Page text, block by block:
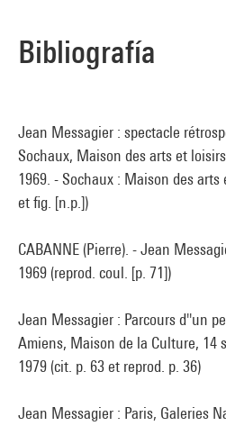
Bibliografía
Jean Messagier : spectacle
Sochaux, Maison des arts et
1969. - Sochaux : Maison des
et fig. [n.p.])
CABANNE (Pierre). - Jean
1969 (reprod. coul. [p. 71])
Jean Messagier : Parcours d''un
Amiens, Maison de la Culture, 14
1979 (cit. p. 63 et reprod. p. 36)
Jean Messagier : Paris, Galeries